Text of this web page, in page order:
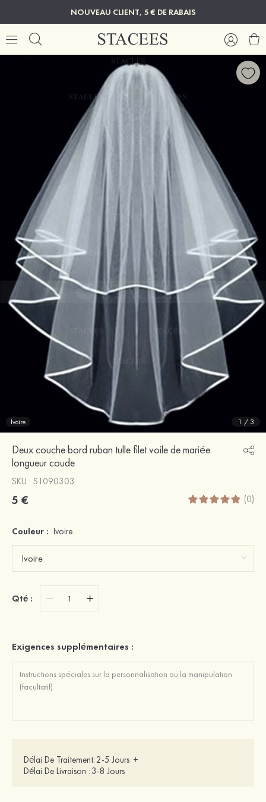
NOUVEAU CLIENT, 5 € DE RABAIS
Ivoire 1 / 3
Deux couche bord ruban tulle filet voile de mariée
longueur coude
SKU : S1090303
5 € (0)
Couleur : Ivoire
Qté :
Exigences supplémentaires :
Délai De Traitement: 2-5 Jours +
Délai De Livraison : 3-8 Jours